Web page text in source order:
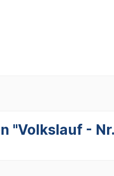
"Volkslauf -